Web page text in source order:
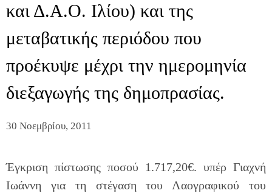
και Δ.Α.Ο. Ιλίου) και της
μεταβατικής περιόδου που
προέκυψε μέχρι την ημερομηνία
διεξαγωγής της δημοπρασίας.
30 Νοεμβρίου, 2011
Έγκριση πίστωσης ποσού 1.717,20€. υπέρ Γιαχνή
Ιωάννη για τη στέγαση του Λαογραφικού του